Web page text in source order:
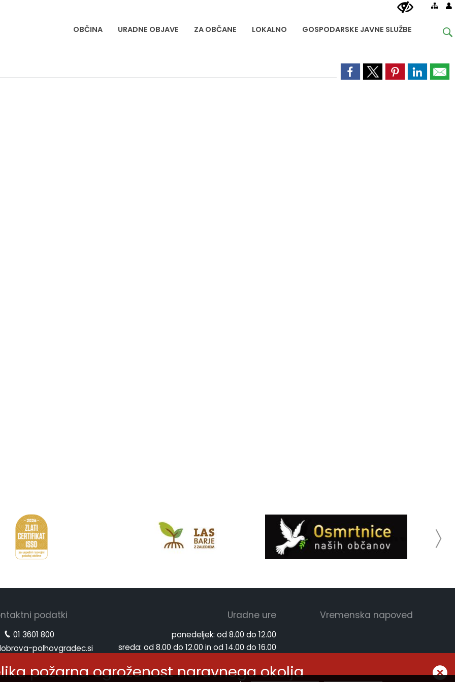
OBČINA URADNE OBJAVE ZA OBČANE LOKALNO GOSPODARSKE JAVNE SLUŽBE
požarna ogroženost naravnega okolja
podatki
01 3601 800
polhovgradec.si
Uradne ure
ponedeljek: od 8.00 do 12.00
sreda: od 8.00 do 12.00 in od 14.00 do 16.00
Vremenska napoved